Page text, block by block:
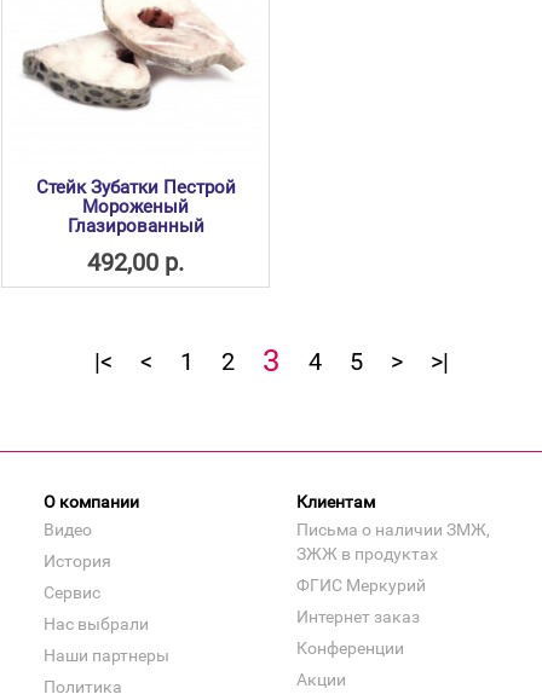
Стейк Зубатки Пестрой
Мороженый
Глазированный
492,00 р.
|< < 1 2 3 4 5 > >|
О компании
Видео
История
Сервис
Нас выбрали
Наши партнеры
Политика
Клиентам
Письма о наличии ЗМЖ,
ЗЖЖ в продуктах
ФГИС Меркурий
Интернет заказ
Конференции
Акции